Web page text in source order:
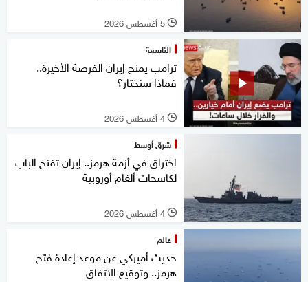
l 5 أغسطس 2026
التاسعة
ترامب يمنح إيران الفرصة الأخيرة..
فماذا ستختار؟
l 4 أغسطس 2026
شرق أوسط
اختراق في أزمة هرمز.. إيران تفتح الباب
لكاسحات ألغام أوروبية
l 4 أغسطس 2026
عالم
حديث أميركي عن موعد إعادة فتح
هرمز.. وتوقيع الاتفاق